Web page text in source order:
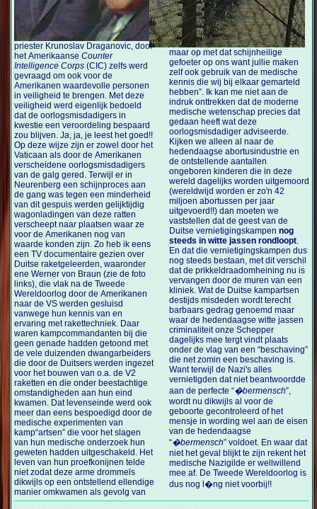
priester Krunoslav Draganovic, door
het AmerikaanseCounter
Intelligence Corps (CIC) zelfs werd
gevraagd om ook voor de
Amerikanen waardevolle personen
in veiligheid te brengen. Met deze
veiligheid werd eigenlijk bedoeld
dat de oorlogsmisdadigers in
kwestie een veroordeling bespaard
zou blijven. Ja, ja, je leest het goed!!
Op deze wijze zijn er zowel door het
Vaticaan als door de Amerikanen
verscheidene oorlogsmisdadigers
van de galg gered. Terwijl er in
Neurenberg een schijnproces aan
de gang was tegen een minderheid
van dit gespuis werden gelijktijdig
wagonladingen van deze ratten
verscheept naar plaatsen waar ze
voor de Amerikanen nog van
waarde konden zijn. Zo heb ik eens
een TV documentaire gezien over
Duitse raketgeleerden, waaronder
ene Werner von Braun (zie de foto
links), die vlak na de Tweede
Wereldoorlog door de Amerikanen
naar de VS werden gesluisd
vanwege hun kennis van en
ervaring met rakettechniek. Daar
waren kampcommandanten bij die
geen genade hadden getoond met
de vele duizenden dwangarbeiders
die door de Duitsers werden ingezet
voor het bouwen van o.a. de V2
raketten en die onder beestachtige
omstandigheden aan hun eind
kwamen. Dat levenseinde werd ook
meer dan eens bespoedigd door de
medische experimenten van
kamp“artsen” die voor het slagen
van hun medische onderzoek hun
geweten hadden uitgeschakeld. Het
leven van hun proefkonijnen telde
niet zodat deze arme drommels
dikwijls op een ontstellend ellendige
manier omkwamen als gevolg van
maar op met dat schijnheilige
gefoeter op ons want jullie maken
zelf ook gebruik van de medische
kennis die wij bij elkaar gemarteld
hebben”. Ik kan me niet aan de
indruk onttrekken dat de moderne
medische wetenschap precies dat
gedaan heeft wat deze
oorlogsmisdadiger adviseerde.
Kijken we alleen al naar de
hedendaagse abortusindustrie en
de ontstellende aantallen
ongeboren kinderen die in deze
wereld dagelijks worden uitgemoord
(wereldwijd worden er zo'n 42
miljoen abortussen per jaar
uitgevoerd!!) dan moeten we
vaststellen dat de geest van de
Duitse vernietigingskampen nog
steeds in witte jassen rondloopt.
En dat die vernietigingskampen dus
nog steeds bestaan, met dit verschil
dat de prikkeldraadomheining nu is
vervangen door de muren van een
kliniek. Wat de Duitse kampartsen
destijds misdeden wordt terecht
barbaars gedrag genoemd maar
waar de hedendaagse witte jassen
criminaliteit onze Schepper
dagelijks mee tergt vindt plaats
onder de vlag van een “beschaving”
die net zomin een beschaving is.
Want terwijl de Nazi's alles
vernietigden dat niet beantwoordde
aan de perfecte “�bermensch”,
wordt nu dikwijls al voor de
geboorte gecontroleerd of het
mensje in wording wel aan de eisen
van de hedendaagse
“�bermensch” voldoet. En waar dat
niet het geval blijkt te zijn rekent het
medische Nazigilde er wellwillend
mee af. De Tweede Wereldoorlog is
dus nog l�ng niet voorbij!!